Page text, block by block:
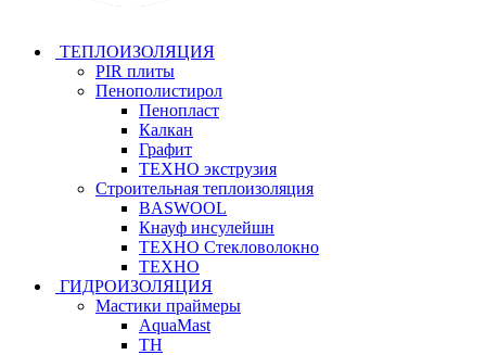
ТЕПЛОИЗОЛЯЦИЯ
PIR плиты
Пенополистирол
Пенопласт
Калкан
Графит
ТЕХНО экструзия
Строительная теплоизоляция
BASWOOL
Кнауф инсулейшн
ТЕХНО Стекловолокно
ТЕХНО
ГИДРОИЗОЛЯЦИЯ
Мастики праймеры
AquaMast
ТН